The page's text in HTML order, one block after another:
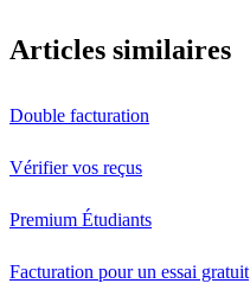
Articles similaires
Double facturation
Vérifier vos reçus
Premium Étudiants
Facturation pour un essai gratuit